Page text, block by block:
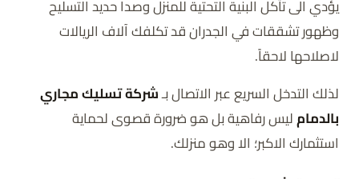
يؤدي الى تآكل البنية التحتية للمنزل وصدا حديد التسليح
وظهور تشققات في الجدران قد تكلفك آلاف الريالات
لاصلاحها لاحقاً.
لذلك التدخل السريع عبر الاتصال بـشركة تسليك مجاري
بالدمامليس رفاهية بل هو ضرورة قصوى لحماية
استثمارك الاكبر؛ الا وهو منزلك.